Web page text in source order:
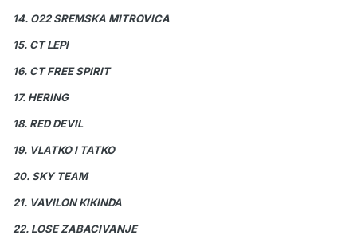
14. O22 SREMSKA MITROVICA
15. CT LEPI
16. CT FREE SPIRIT
17. HERING
18. RED DEVIL
19. VLATKO I TATKO
20. SKY TEAM
21. VAVILON KIKINDA
22. LOSE ZABACIVANJE